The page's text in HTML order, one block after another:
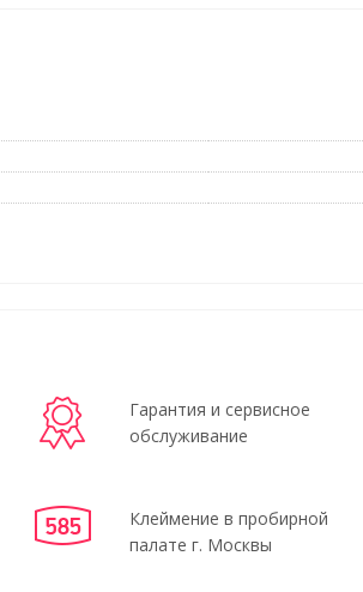
Гарантия и сервисное
обслуживание
Клеймение в пробирной
палате г. Москвы